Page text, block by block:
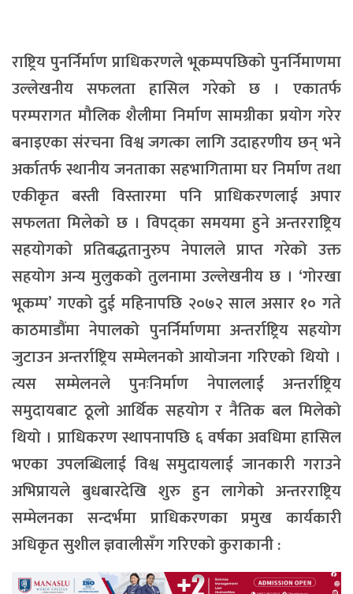
राष्ट्रिय पुनर्निर्माण प्राधिकरणले भूकम्पपछिको पुनर्निमाणमा
उल्लेखनीय सफलता हासिल गरेको छ । एकातर्फ
परम्परागत मौलिक शैलीमा निर्माण सामग्रीका प्रयोग गरेर
बनाइएका संरचना विश्व जगत्का लागि उदाहरणीय छन् भने
अर्कातर्फ स्थानीय जनताका सहभागितामा घर निर्माण तथा
एकीकृत बस्ती विस्तारमा पनि प्राधिकरणलाई अपार
सफलता मिलेको छ । विपद्का समयमा हुने अन्तरराष्ट्रिय
सहयोगको प्रतिबद्धतानुरुप नेपालले प्राप्त गरेको उक्त
सहयोग अन्य मुलुकको तुलनामा उल्लेखनीय छ । ‘गोरखा
भूकम्प’ गएको दुई महिनापछि २०७२ साल असार १० गते
काठमाडौंमा नेपालको पुनर्निर्माणमा अन्तर्राष्ट्रिय सहयोग
जुटाउन अन्तर्राष्ट्रिय सम्मेलनको आयोजना गरिएको थियो ।
त्यस सम्मेलनले पुनःनिर्माण नेपाललाई अन्तर्राष्ट्रिय
समुदायबाट ठूलो आर्थिक सहयोग र नैतिक बल मिलेको
थियो । प्राधिकरण स्थापनापछि ६ वर्षका अवधिमा हासिल
भएका उपलब्धिलाई विश्व समुदायलाई जानकारी गराउने
अभिप्रायले बुधबारदेखि शुरु हुन लागेको अन्तरराष्ट्रिय
सम्मेलनका सन्दर्भमा प्राधिकरणका प्रमुख कार्यकारी
अधिकृत सुशील ज्ञवालीसँग गरिएको कुराकानी :